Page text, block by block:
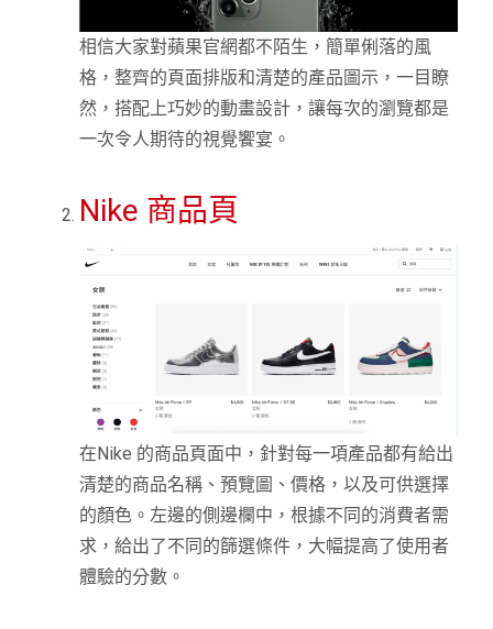
相信大家對蘋果官網都不陌生，簡單俐落的風
格，整齊的頁面排版和清楚的產品圖示，一目瞭
然，搭配上巧妙的動畫設計，讓每次的瀏覽都是
一次令人期待的視覺饗宴。
Nike 商品頁
在Nike 的商品頁面中，針對每一項產品都有給出
清楚的商品名稱、預覽圖、價格，以及可供選擇
的顏色。左邊的側邊欄中，根據不同的消費者需
求，給出了不同的篩選條件，大幅提高了使用者
體驗的分數。